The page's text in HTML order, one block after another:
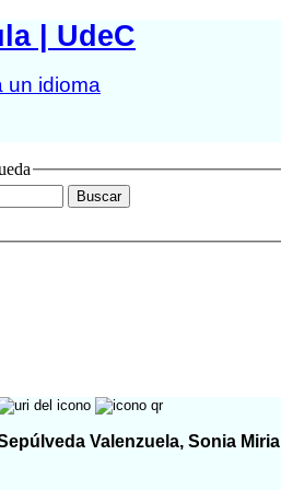
| UdeC
un idioma
Valenzuela, Sonia